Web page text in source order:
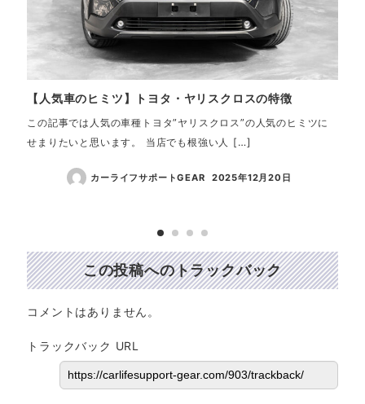
【人気車のヒミツ】トヨタ・ヤリスクロスの特徴
この記事では人気の車種トヨタ”ヤリスクロス”の人気のヒミツに
せまりたいと思います。 当店でも根強い人 […]
カーライフサポートGEAR 2025年12月20日
この投稿へのトラックバック
コメントはありません。
トラックバック URL